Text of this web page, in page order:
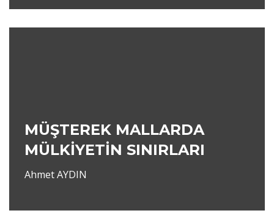
MÜŞTEREK MALLARDA
MÜLKİYETİN SINIRLARI
Ahmet AYDIN